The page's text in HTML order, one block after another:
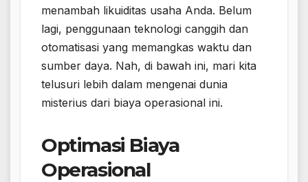
menambah likuiditas usaha Anda. Belum
lagi, penggunaan teknologi canggih dan
otomatisasi yang memangkas waktu dan
sumber daya. Nah, di bawah ini, mari kita
telusuri lebih dalam mengenai dunia
misterius dari biaya operasional ini.
Optimasi Biaya
Operasional